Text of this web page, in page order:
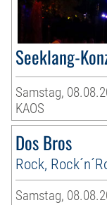
Seeklang-
Samstag,
KAOS
Dos Bros
Rock,
Samstag,